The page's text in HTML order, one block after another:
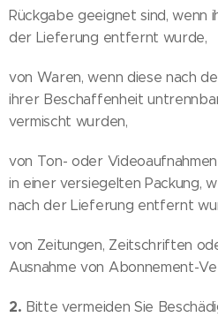
Rückgabe geeignet sind, wenn
der Lieferung entfernt wurde,
von Waren, wenn diese nach
ihrer Beschaffenheit
vermischt wurden,
von Ton- oder
in einer versiegelten Packung,
nach der Lieferung entfernt
von Zeitungen, Zeitschriften
Ausnahme von Abonnement-
2. Bitte vermeiden Sie